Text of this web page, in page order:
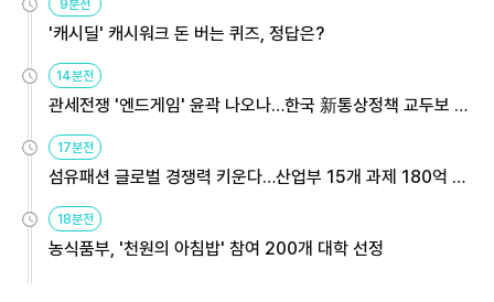
9분전
'캐시딜' 캐시워크 돈 버는 퀴즈, 정답은?
14분전
관세전쟁 '엔드게임' 윤곽 나오나…한국 新통상정책 교두보 활
용해야
17분전
섬유패션 글로벌 경쟁력 키운다…산업부 15개 과제 180억 지
원
18분전
농식품부, '천원의 아침밥' 참여 200개 대학 선정